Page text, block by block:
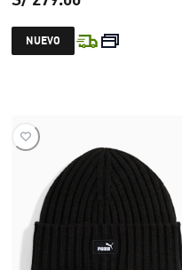
precio actual
NUEVO